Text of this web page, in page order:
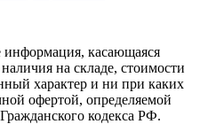
информация, касающаяся
на складе, стоимости
характер и ни при каких
офертой, определяемой
кодекса РФ.